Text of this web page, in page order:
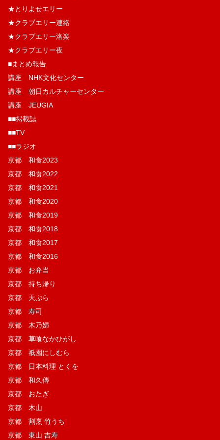
★とりよせエリー
★クラブエリー連絡
★クラブエリー洛楽
★クラブエリー夜
■まとめ報告
講座 NHK文化センター
講座 朝日カルチャーセンター
講座 JEUGIA
■■掲載誌
■■TV
■■ラジオ
京都 和食2023
京都 和食2022
京都 和食2021
京都 和食2020
京都 和食2019
京都 和食2018
京都 和食2017
京都 和食2016
京都 お弁当
京都 持ち帰り
京都 天ぷら
京都 寿司
京都 木乃婦
京都 草喰なかひがし
京都 祇園にしむら
京都 日本料理 とくを
京都 和久傳
京都 おたぎ
京都 木山
京都 割烹 竹うち
京都 東山 吉寿